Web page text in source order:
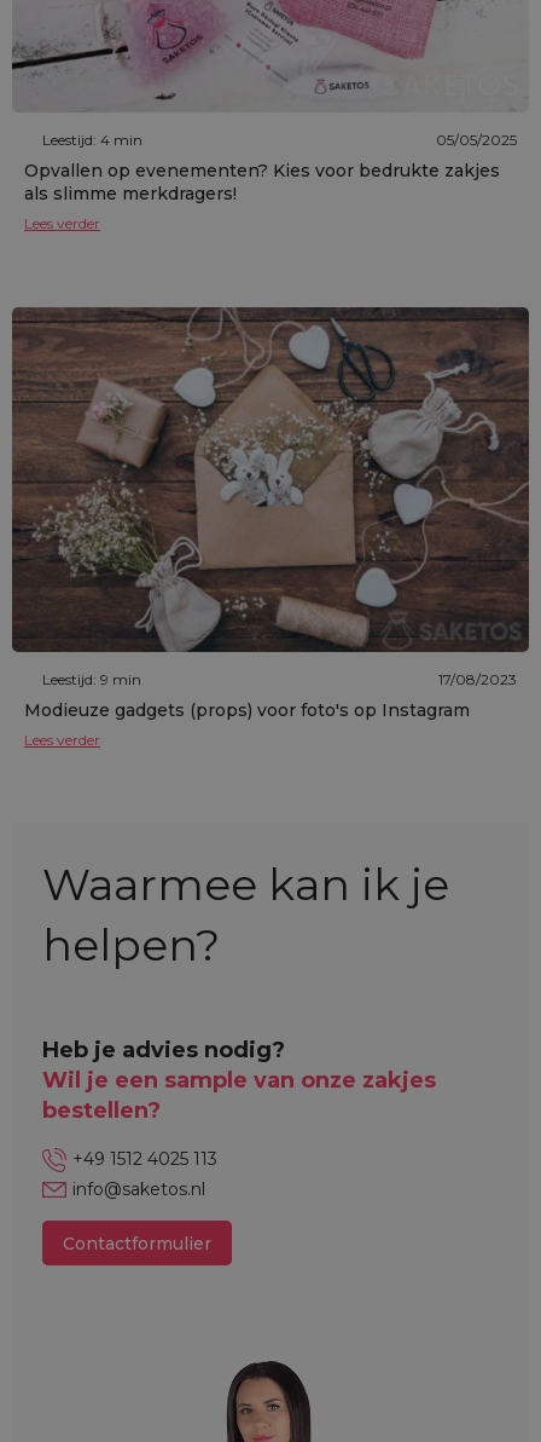
Leestijd: 4 min 05/05/2025
Opvallen op evenementen? Kies voor bedrukte zakjes
als slimme merkdragers!
Lees verder
Leestijd: 9 min 17/08/2023
Modieuze gadgets (props) voor foto's op Instagram
Lees verder
Waarmee kan ik je
helpen?
Heb je advies nodig?
Wil je een sample van onze zakjes
bestellen?
+49 1512 4025 113
info@saketos.nl
Contactformulier